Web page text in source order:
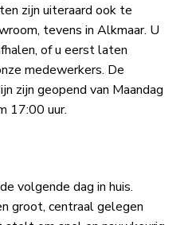
zijn uiteraard ook te
tevens in Alkmaar. U
of u eerst laten
medewerkers. De
zijn geopend van Maandag
17:00 uur.
volgende dag in huis.
groot, centraal gelegen